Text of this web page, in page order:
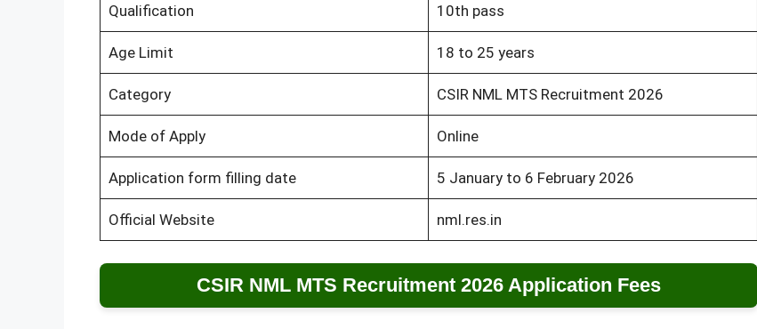
Qualification 10th pass
Age Limit 18 to 25 years
Category CSIR NML MTS Recruitment 2026
Mode of Apply Online
Application form filling date 5 January to 6 February 2026
Official Website nml.res.in
CSIR NML MTS Recruitment 2026 Application Fees